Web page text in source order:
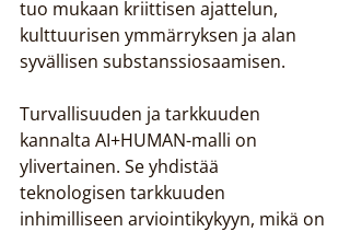
tuo mukaan kriittisen ajattelun,
kulttuurisen ymmärryksen ja alan
syvällisen substanssiosaamisen.
Turvallisuuden ja tarkkuuden
kannalta AI+HUMAN-malli on
ylivertainen. Se yhdistää
teknologisen tarkkuuden
inhimilliseen arviointikykyyn, mikä on